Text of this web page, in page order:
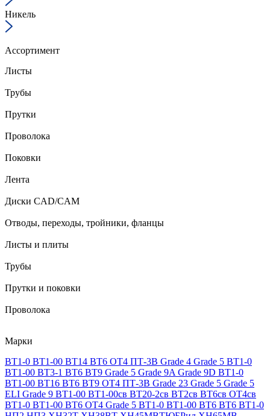
Никель
Ассортимент
Листы
Трубы
Прутки
Проволока
Поковки
Лента
Диски CAD/CAM
Отводы, переходы, тройники, фланцы
Листы и плиты
Трубы
Прутки и поковки
Проволока
Марки
ВТ1-0 ВТ1-00 ВТ14 ВТ6 ОТ4 ПТ-3В Grade 4 Grade 5 ВТ1-0
ВТ1-00 ВТ3-1 ВТ6 ВТ9 Grade 5 Grade 9A Grade 9D ВТ1-0
ВТ1-00 ВТ16 ВТ6 ВТ9 ОТ4 ПТ-3В Grade 23 Grade 5 Grade 5
ELI Grade 9 ВТ1-00 ВТ1-00св ВТ20-2св ВТ2св ВТ6св ОТ4св
ВТ1-0 ВТ1-00 ВТ6 ОТ4 Grade 5 ВТ1-0 ВТ1-00 ВТ6 ВТ6 ВТ1-0